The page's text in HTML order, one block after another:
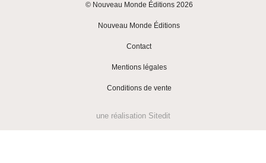
© Nouveau Monde Éditions 2026
Nouveau Monde Éditions
Contact
Mentions légales
Conditions de vente
une réalisation Sitedit